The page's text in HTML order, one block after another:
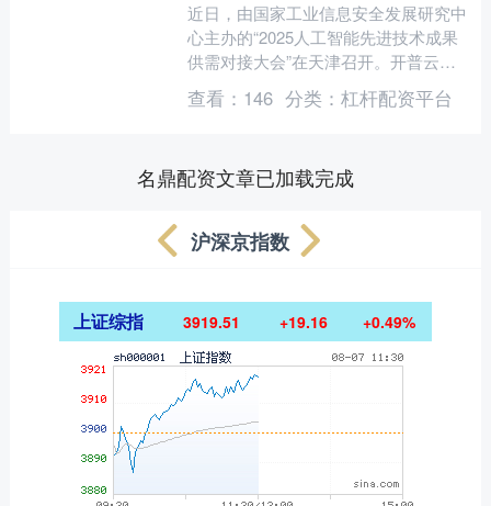
近日，由国家工业信息安全发展研究中
心主办的“2025人工智能先进技术成果
供需对接大会”在天津召开。开普云应
邀参会，与来自各地政府、大型企业及
人工智能领域的近20....
查看： 146 分类： 杠杆配资平台
名鼎配资文章已加载完成
沪深京指数
上证综指 3919.51 +19.16 +0.49%